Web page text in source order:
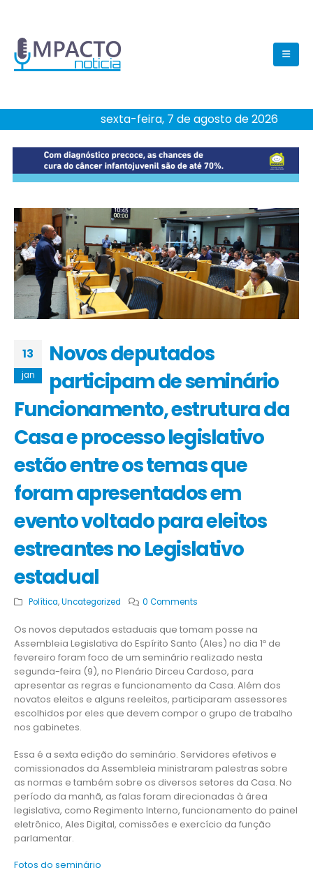
sexta-feira, 7 de agosto de 2026
13
jan
Novos deputados
participam de seminário
Funcionamento, estrutura da
Casa e processo legislativo
estão entre os temas que
foram apresentados em
evento voltado para eleitos
estreantes no Legislativo
estadual
Política,Uncategorized 0 Comments
Os novos deputados estaduais que tomam posse na
Assembleia Legislativa do Espírito Santo (Ales) no dia 1º de
fevereiro foram foco de um seminário realizado nesta
segunda-feira (9), no Plenário Dirceu Cardoso, para
apresentar as regras e funcionamento da Casa. Além dos
novatos eleitos e alguns reeleitos, participaram assessores
escolhidos por eles que devem compor o grupo de trabalho
nos gabinetes.
Essa é a sexta edição do seminário. Servidores efetivos e
comissionados da Assembleia ministraram palestras sobre
as normas e também sobre os diversos setores da Casa. No
período da manhã, as falas foram direcionadas à área
legislativa, como Regimento Interno, funcionamento do painel
eletrônico, Ales Digital, comissões e exercício da função
parlamentar.
Fotos do seminário